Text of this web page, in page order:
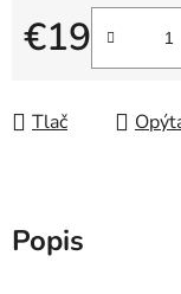
€19
Jednotková cena:
Tlač
Popis